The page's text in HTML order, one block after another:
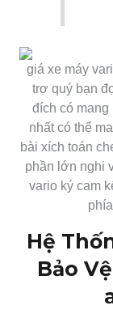
giá xe máy
trợ quý bạn
đích có mang
nhất có thể
bài xích toán
phần lớn nghi
vario ký cam
Hệ
Bảo